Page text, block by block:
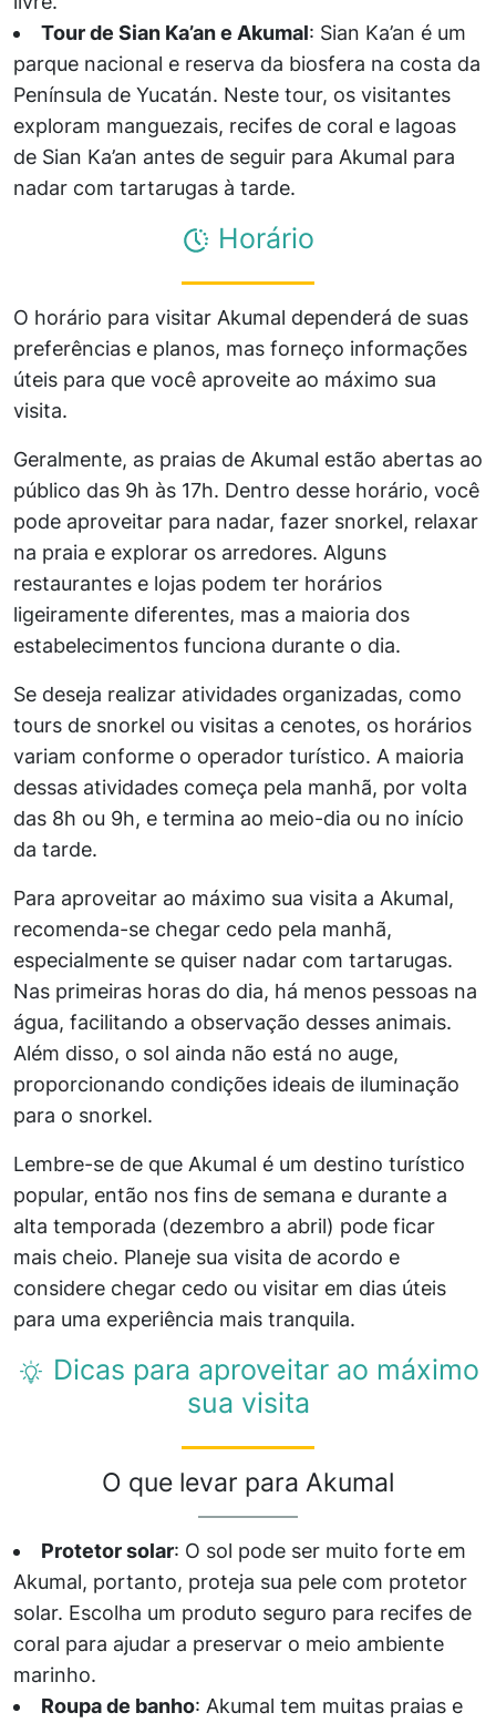
Tour de Sian Ka’an e Akumal: Sian Ka’an é um
parque nacional e reserva da biosfera na costa da
Península de Yucatán. Neste tour, os visitantes
exploram manguezais, recifes de coral e lagoas
de Sian Ka’an antes de seguir para Akumal para
nadar com tartarugas à tarde.
Horário
O horário para visitar Akumal dependerá de suas
preferências e planos, mas forneço informações
úteis para que você aproveite ao máximo sua
visita.
Geralmente, as praias de Akumal estão abertas ao
público das 9h às 17h. Dentro desse horário, você
pode aproveitar para nadar, fazer snorkel, relaxar
na praia e explorar os arredores. Alguns
restaurantes e lojas podem ter horários
ligeiramente diferentes, mas a maioria dos
estabelecimentos funciona durante o dia.
Se deseja realizar atividades organizadas, como
tours de snorkel ou visitas a cenotes, os horários
variam conforme o operador turístico. A maioria
dessas atividades começa pela manhã, por volta
das 8h ou 9h, e termina ao meio-dia ou no início
da tarde.
Para aproveitar ao máximo sua visita a Akumal,
recomenda-se chegar cedo pela manhã,
especialmente se quiser nadar com tartarugas.
Nas primeiras horas do dia, há menos pessoas na
água, facilitando a observação desses animais.
Além disso, o sol ainda não está no auge,
proporcionando condições ideais de iluminação
para o snorkel.
Lembre-se de que Akumal é um destino turístico
popular, então nos fins de semana e durante a
alta temporada (dezembro a abril) pode ficar
mais cheio. Planeje sua visita de acordo e
considere chegar cedo ou visitar em dias úteis
para uma experiência mais tranquila.
Dicas para aproveitar ao máximo
sua visita
O que levar para Akumal
Protetor solar: O sol pode ser muito forte em
Akumal, portanto, proteja sua pele com protetor
solar. Escolha um produto seguro para recifes de
coral para ajudar a preservar o meio ambiente
marinho.
Roupa de banho: Akumal tem muitas praias e